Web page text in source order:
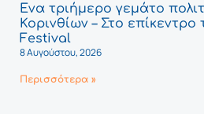
Ένα τριήμερο γεμάτο
Κορινθίων – Στο
Festival
8 Αυγούστου, 2026
Περισσότερα »